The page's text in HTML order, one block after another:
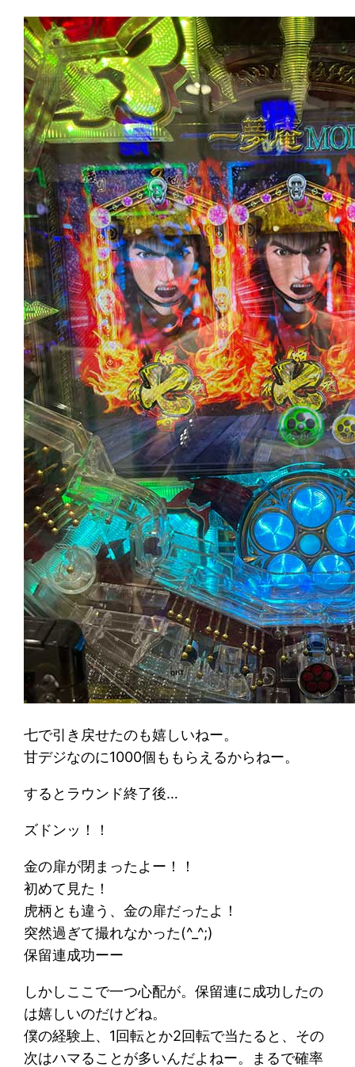
七で引き戻せたのも嬉しいねー。
甘デジなのに1000個ももらえるからねー。
するとラウンド終了後…
ズドンッ！！
金の扉が閉まったよー！！
初めて見た！
虎柄とも違う、金の扉だったよ！
突然過ぎて撮れなかった(^_^;)
保留連成功ーー
しかしここで一つ心配が。保留連に成功したの
は嬉しいのだけどね。
僕の経験上、1回転とか2回転で当たると、その
次はハマることが多いんだよねー。まるで確率